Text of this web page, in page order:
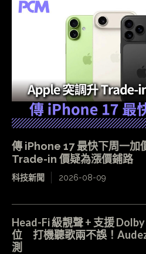
傳 iPhone 17 最快下周一
Trade-in 價疑為漲價鋪路
科技新聞 2026-08-09
Head-Fi 級靚聲 + 支援
位 打機聽歌兩不誤！
測